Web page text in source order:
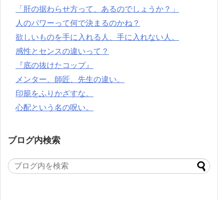
「肝の据わらせ方って、あるのでしょうか？」
人のパワーって何で決まるのかね？
欲しいものを手に入れる人、手に入れない人。
感性とセンスの違いって？
『底の抜けたコップ』
メンター、師匠、先生の違い。
印籠をふりかざすな。
心配という名の呪い。
ブログ内検索